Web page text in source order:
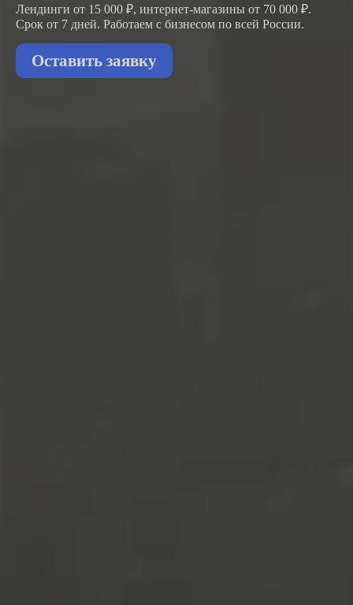
Лендинги от 15 000 ₽, интернет-магазины от 70 000 ₽.
Срок от 7 дней. Работаем с бизнесом по всей России.
Оставить заявку